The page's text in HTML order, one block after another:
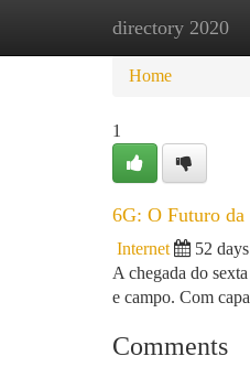
directory 2020
Home
Home
1
6G: O Futuro
Internet 52
A chegada do
e campo. Com
Comments